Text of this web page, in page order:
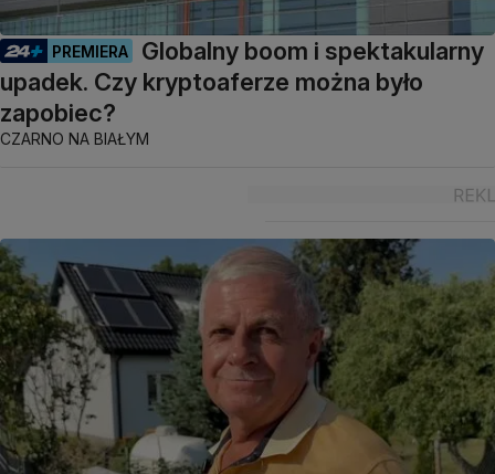
PREMIERA
Globalny boom i spektakularny
upadek. Czy kryptoaferze można było
zapobiec?
CZARNO NA BIAŁYM